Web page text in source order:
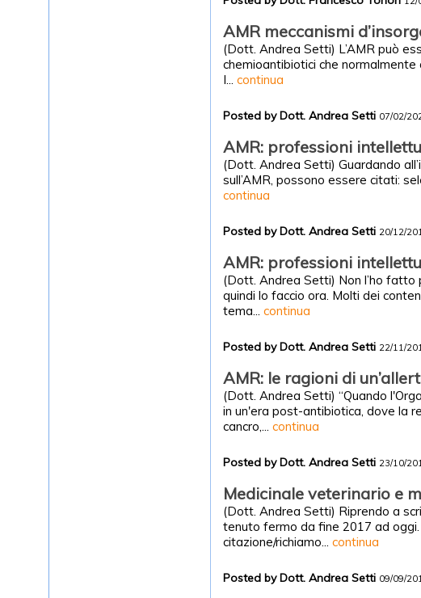
AMR meccanismi
(Dott. Andrea Setti) L’AMR può
chemioantibiotici che normalmente
I... continua
Posted by Dott. Andrea Setti 07/02/
AMR: professioni
(Dott. Andrea Setti) Guardando
sull’AMR, possono essere citati:
continua
Posted by Dott. Andrea Setti 20/12/
AMR: professioni
(Dott. Andrea Setti) Non l’ho fatto
quindi lo faccio ora. Molti dei
tema... continua
Posted by Dott. Andrea Setti 22/11/
AMR: le ragioni di
(Dott. Andrea Setti) “Quando
in un'era post-antibiotica, dove la
cancro,... continua
Posted by Dott. Andrea Setti 23/10/
Medicinale veterinario e
(Dott. Andrea Setti) Riprendo a
tenuto fermo da fine 2017 ad oggi.
citazione/richiamo... continua
Posted by Dott. Andrea Setti 09/09/